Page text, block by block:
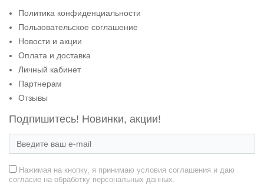
Политика конфиденциальности
Пользовательское соглашение
Новости и акции
Оплата и доставка
Личный кабинет
Партнерам
Отзывы
Подпишитесь! Новинки, акции!
Нажимая на кнопку, я принимаю условия соглашения и даю
согласие на обработку персональных данных.